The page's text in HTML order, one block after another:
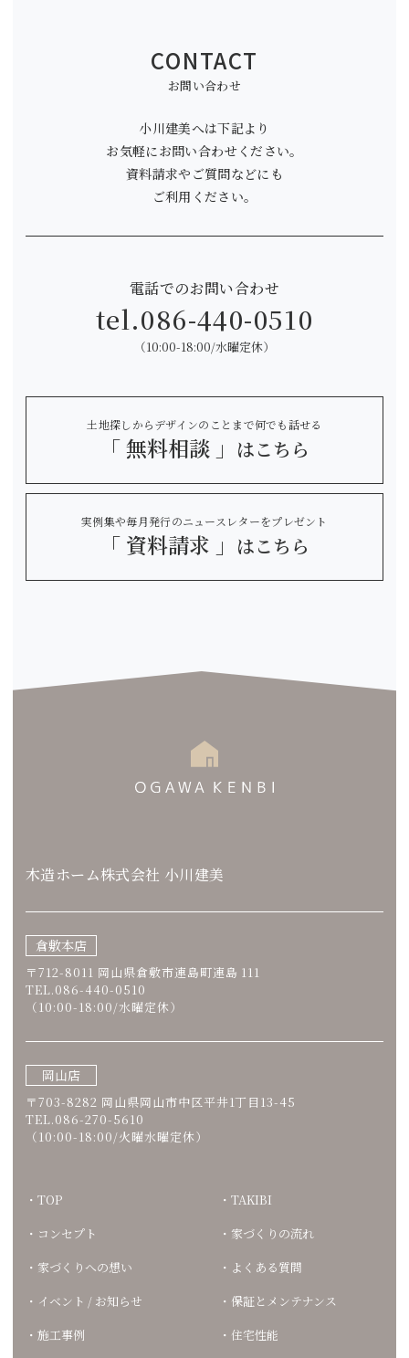
CONTACT
お問い合わせ
小川建美へは下記より
お気軽にお問い合わせください。
資料請求やご質問などにも
ご利用ください。
電話でのお問い合わせ
tel.086-440-0510
（10:00-18:00/水曜定休）
土地探しからデザインのことまで何でも話せる
「 無料相談 」 はこちら
実例集や毎月発行のニュースレターをプレゼント
「 資料請求 」 はこちら
木造ホーム株式会社 小川建美
倉敷本店
〒712-8011 岡山県倉敷市連島町連島 111
TEL.086-440-0510
（10:00-18:00/水曜定休）
岡山店
〒703-8282 岡山県岡山市中区平井1丁目13-45
TEL.086-270-5610
（10:00-18:00/火曜水曜定休）
TOP
コンセプト
家づくりへの想い
イベント / お知らせ
施工事例
TAKIBI
家づくりの流れ
よくある質問
保証とメンテナンス
住宅性能